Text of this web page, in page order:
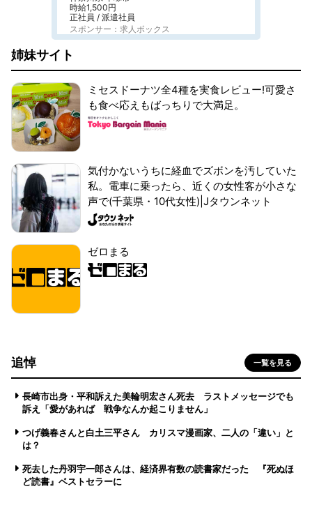
時給1,500円
正社員 / 派遣社員
スポンサー：求人ボックス
姉妹サイト
ミセスドーナツ全4種を実食レビュー!可愛さ
も食べ応えもばっちりで大満足。
気付かないうちに経血でズボンを汚していた
私。電車に乗ったら、近くの女性客が小さな
声で(千葉県・10代女性)|Jタウンネット
ゼロまる
追悼 一覧を見る
長崎市出身・平和訴えた美輪明宏さん死去 ラストメッセージでも
訴え「愛があれば 戦争なんか起こりません」
つげ義春さんと白土三平さん カリスマ漫画家、二人の「違い」と
は？
死去した丹羽宇一郎さんは、経済界有数の読書家だった 『死ぬほ
ど読書』ベストセラーに